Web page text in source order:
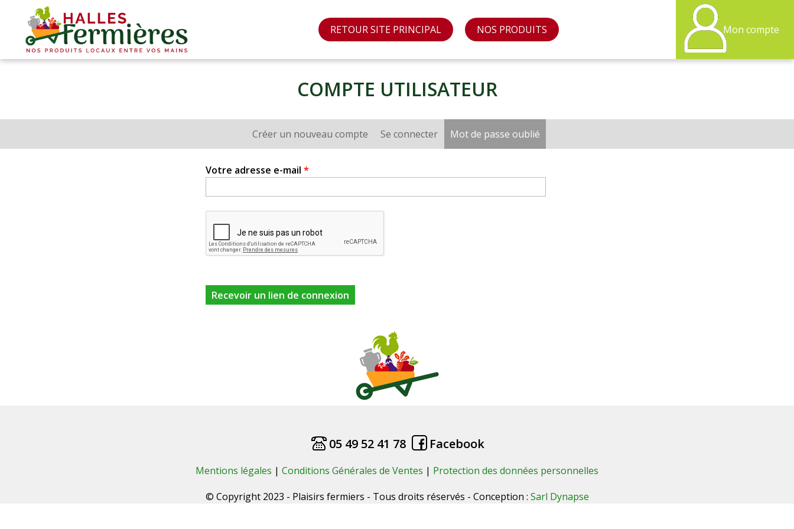
Fermières
RETOUR SITE PRINCIPAL NOS PRODUITS Mon compte
COMPTE UTILISATEUR
principaux
Créer un nouveau compte Se connecter Mot de passe oublié
Votre adresse e-mail *
05 49 52 41 78 Facebook
Mentions légales | Conditions Générales de Ventes | Protection des données personnelles
© Copyright 2023 - Plaisirs fermiers - Tous droits réservés - Conception : Sarl Dynapse